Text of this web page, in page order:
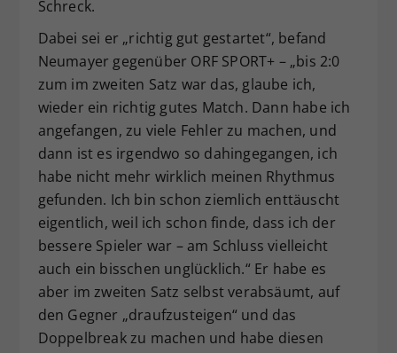
Schreck.
Dabei sei er „richtig gut gestartet“, befand
Neumayer gegenüber ORF SPORT+ – „bis 2:0
zum im zweiten Satz war das, glaube ich,
wieder ein richtig gutes Match. Dann habe ich
angefangen, zu viele Fehler zu machen, und
dann ist es irgendwo so dahingegangen, ich
habe nicht mehr wirklich meinen Rhythmus
gefunden. Ich bin schon ziemlich enttäuscht
eigentlich, weil ich schon finde, dass ich der
bessere Spieler war – am Schluss vielleicht
auch ein bisschen unglücklich.“ Er habe es
aber im zweiten Satz selbst verabsäumt, auf
den Gegner „draufzusteigen“ und das
Doppelbreak zu machen und habe diesen